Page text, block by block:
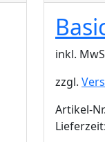
inkl.
zzgl.
Artikel-